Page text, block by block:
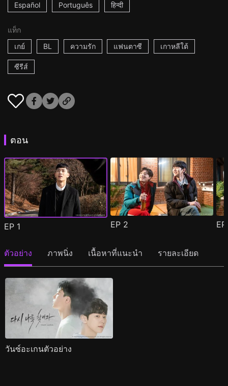
Español Português हिन्दी
แท็ก
เกย์
BL ความรัก แฟนตาซี เกาหลีใต้
ซีรีส์
ตอน
EP 1 EP 2
ตัวอย่าง ภาพนิ่ง เนื้อหาที่แนะนำ รายละเอียด
วันซ์อะเกนตัวอย่าง